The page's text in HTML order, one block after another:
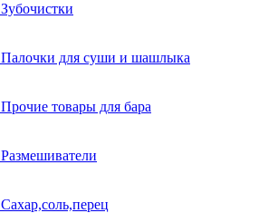
Зубочистки
Палочки для суши и шашлыка
Прочие товары для бара
Размешиватели
Сахар,соль,перец